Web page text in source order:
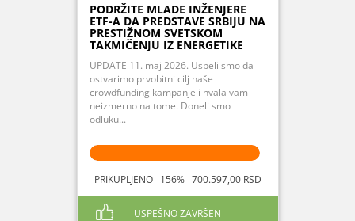
PODRŽITE MLADE INŽENJERE
ETF-A DA PREDSTAVE SRBIJU NA
PRESTIŽNOM SVETSKOM
TAKMIČENJU IZ ENERGETIKE
UPDATE 11. maj 2026. Uspeli smo da
ostvarimo prvobitni cilj naše
crowdfunding kampanje i hvala vam
neizmerno na tome. Doneli smo
odluku...
PRIKUPLJENO 156% 700.597,00 RSD
USPEŠNO ZAVRŠEN